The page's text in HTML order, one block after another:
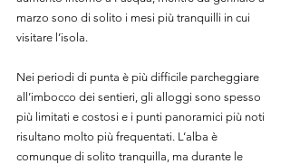
marzo sono di solito i mesi più tranquilli in cui
visitare l’isola.
Nei periodi di punta è più difficile parcheggiare
all’imbocco dei sentieri, gli alloggi sono spesso
più limitati e costosi e i punti panoramici più noti
risultano molto più frequentati. L’alba è
comunque di solito tranquilla, ma durante le